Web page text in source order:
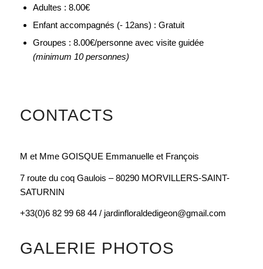
Adultes : 8.00€
Enfant accompagnés (- 12ans) : Gratuit
Groupes : 8.00€/personne avec visite guidée
(minimum 10 personnes)
CONTACTS
M et Mme GOISQUE Emmanuelle et François
7 route du coq Gaulois – 80290 MORVILLERS-SAINT-
SATURNIN
+33(0)6 82 99 68 44 / jardinfloraldedigeon@gmail.com
GALERIE PHOTOS